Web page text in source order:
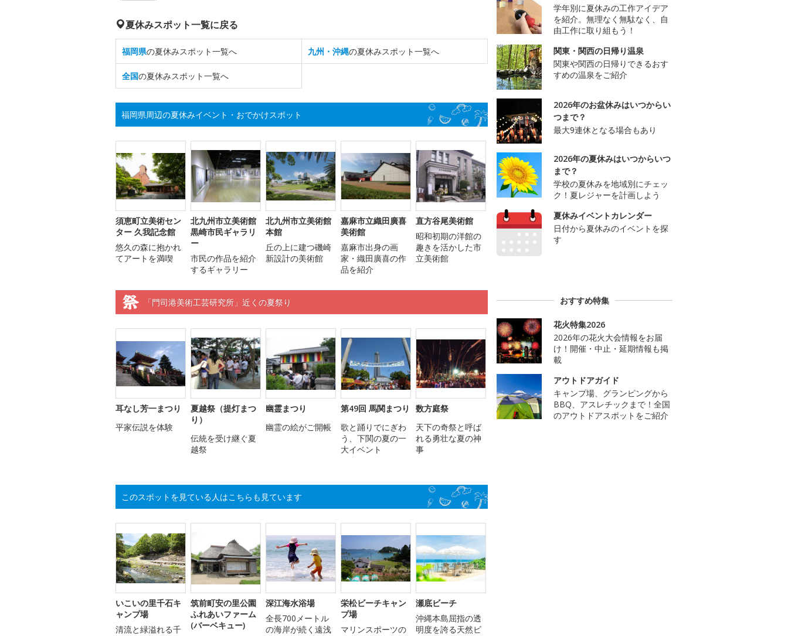
夏休みスポット一覧に戻る
福岡県の夏休みスポット一覧へ 九州・沖縄の夏休みスポット一覧へ
全国の夏休みスポット一覧へ
福岡県周辺の夏休みイベント・おでかけスポット
須恵町立美術セン
ター 久我記念館
悠久の森に抱かれ
てアートを満喫
北九州市立美術館
黒崎市民ギャラリ
ー
市民の作品を紹介
するギャラリー
北九州市立美術館
本館
丘の上に建つ磯崎
新設計の美術館
嘉麻市立織田廣喜
美術館
嘉麻市出身の画
家・織田廣喜の作
品を紹介
直方谷尾美術館
昭和初期の洋館の
趣きを活かした市
立美術館
「門司港美術工芸研究所」近くの夏祭り
耳なし芳一まつり
平家伝説を体験
夏越祭（提灯まつ
り）
伝統を受け継ぐ夏
越祭
幽霊まつり
幽霊の絵がご開帳
第49回 馬関まつり
歌と踊りでにぎわ
う、下関の夏の一
大イベント
数方庭祭
天下の奇祭と呼ば
れる勇壮な夏の神
事
このスポットを見ている人はこちらも見ています
いこいの里千石キ
ャンプ場
清流と緑溢れる千
筑前町安の里公園
ふれあいファーム
(バーベキュー)
深江海水浴場
全長700メートル
の海岸が続く遠浅
栄松ビーチキャン
プ場
マリンスポーツの
瀬底ビーチ
沖縄本島屈指の透
明度を誇る天然ビ
学年別に夏休みの工作アイデア
を紹介。無理なく無駄なく、自
由工作に取り組もう！
関東・関西の日帰り温泉
関東や関西の日帰りできるおす
すめの温泉をご紹介
2026年のお盆休みはいつからい
つまで？
最大9連休となる場合もあり
2026年の夏休みはいつからいつ
まで？
学校の夏休みを地域別にチェッ
ク！夏レジャーを計画しよう
夏休みイベントカレンダー
日付から夏休みのイベントを探
す
おすすめ特集
花火特集2026
2026年の花火大会情報をお届
け！開催・中止・延期情報も掲
載
アウトドアガイド
キャンプ場、グランピングから
BBQ、アスレチックまで！全国
のアウトドアスポットをご紹介